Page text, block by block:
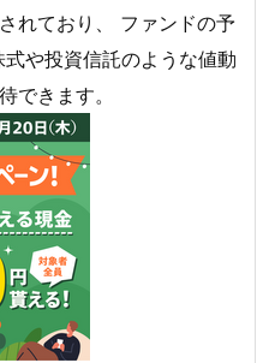
れており、 ファンドの予
や投資信託のような値動
できます。